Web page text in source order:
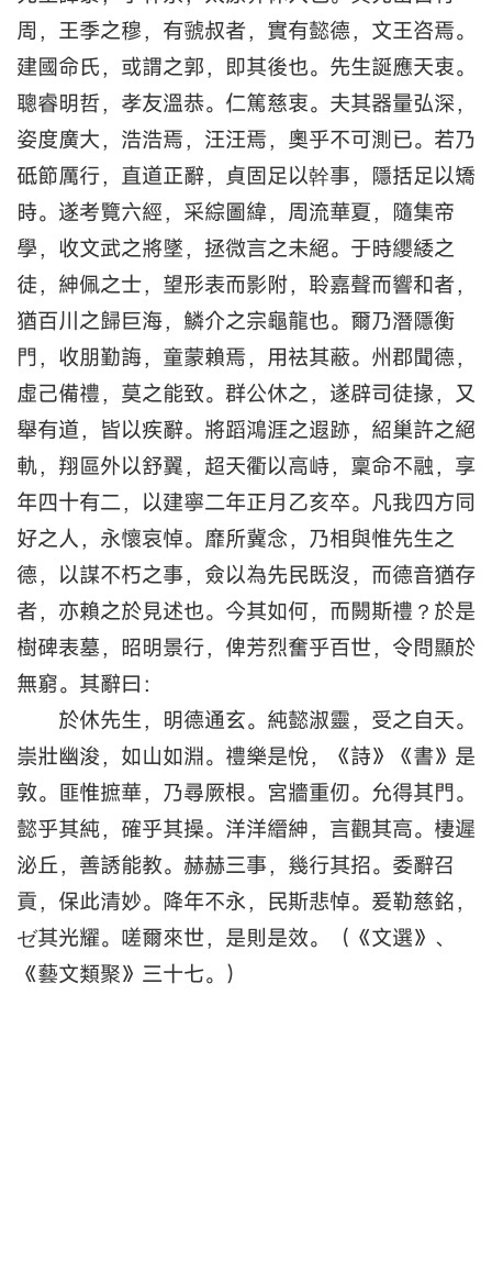
周，王季之穆，有虢叔者，實有懿德，文王咨焉。
建國命氏，或謂之郭，即其後也。先生誕應天衷。
聰睿明哲，孝友溫恭。仁篤慈衷。夫其器量弘深，
姿度廣大，浩浩焉，汪汪焉，奧乎不可測已。若乃
砥節厲行，直道正辭，貞固足以幹事，隱括足以矯
時。遂考覽六經，采綜圖緯，周流華夏，隨集帝
學，收文武之將墜，拯微言之未絕。于時纓緌之
徒，紳佩之士，望形表而影附，聆嘉聲而響和者，
猶百川之歸巨海，鱗介之宗龜龍也。爾乃潛隱衡
門，收朋勤誨，童蒙賴焉，用祛其蔽。州郡聞德，
虛己備禮，莫之能致。群公休之，遂辟司徒掾，又
舉有道，皆以疾辭。將蹈鴻涯之遐跡，紹巢許之絕
軌，翔區外以舒翼，超天衢以高峙，稟命不融，享
年四十有二，以建寧二年正月乙亥卒。凡我四方同
好之人，永懷哀悼。靡所冀念，乃相與惟先生之
德，以謀不朽之事，僉以為先民既沒，而德音猶存
者，亦賴之於見述也。今其如何，而闕斯禮？於是
樹碑表墓，昭明景行，俾芳烈奮乎百世，令問顯於
無窮。其辭曰：
於休先生，明德通玄。純懿淑靈，受之自天。
崇壯幽浚，如山如淵。禮樂是悅，《詩》《書》是
敦。匪惟摭華，乃尋厥根。宮牆重仞。允得其門。
懿乎其純，確乎其操。洋洋縉紳，言觀其高。棲遲
泌丘，善誘能教。赫赫三事，幾行其招。委辭召
貢，保此清妙。降年不永，民斯悲悼。爰勒慈銘，
ゼ其光耀。嗟爾來世，是則是效。（《文選》、
《藝文類聚》三十七。）